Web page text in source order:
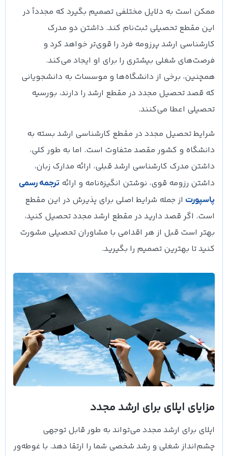
ممکن است به دلایل مختلفی تصمیم بگیرد که مجدداً در
این مقطع تحصیلی ثبت‌نام کند. داشتن دو مدرک
کارشناسی ارشد پرزومه فرد را قوی‌تر خواهد کرد و
فرصت‌های شغلی بیشتری را برای او ایجاد می‌کند.
همچنین، برخی از دانشگاه‌ها و موسسات به دانشجویانی
که قصد تحصیل مجدد در مقطع ارشد را دارند، بورسیه
تحصیلی اعطا می‌کنند.
شرایط تحصیل مجدد در مقطع کارشناسی ارشد بسته به
دانشگاه و کشور مقصد متفاوت است. اما به طور کلی،
داشتن مدرک کارشناسی ارشد قبلی، ارائه مدارک زبان،
داشتن رزومه قوی، نوشتن انگیزه‌نامه و ارائه ترجمه رسمی
پاسپورت از جمله شرایط اصلی برای پذیرش در این مقطع
است. اگر قصد دارید در مقطع ارشد مجدد تحصیل کنید،
بهتر است قبل از هر اقدامی با مشاوران تحصیلی مشورت
کنید تا بهترین تصمیم را بگیرید.
مزایای اپلای برای ارشد مجدد
اپلای برای ارشد مجدد می‌تواند به طور قابل توجهی
چشم‌انداز شغلی و رشد شخصی شما را ارتقا دهد. با غوطه‌ور